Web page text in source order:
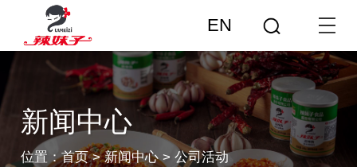
EN
新闻中心
位置：首页>新闻中心> 公司活动